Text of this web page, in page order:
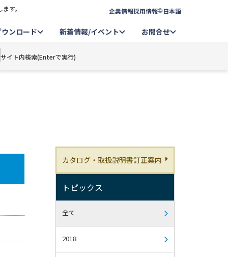
す。 企業情報採用情報 日本語
ウンロード 新着情報/イベント お問合せ
サイト内検索(Enterで実行)
カタログ・取扱説明書訂正案内
トピックス
全て
2018